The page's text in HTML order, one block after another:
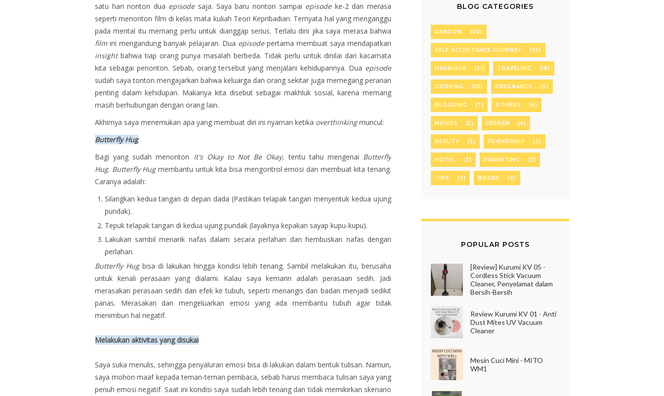
satu hari nonton dua episode saja. Saya baru nonton sampai episodeke-2 dan merasa
seperti menonton film di kelas mata kuliah Teori Kepribadian. Ternyata hal yang menganggu
pada mental itu memang perlu untuk dianggap serius. Terlalu dini jika saya merasa bahwa
film ini mengandung banyak pelajaran. Dua episodepertama membuat saya mendapatkan
insightbahwa tiap orang punya masalah berbeda. Tidak perlu untuk dinilai dari kacamata
kita sebagai penonton. Sebab, orang tersebut yang menjalani kehidupannya. Dua episode
sudah saya tonton mengajarkan bahwa keluarga dan orang sekitar juga memegang peranan
penting dalam kehidupan. Makanya kita disebut sebagai makhluk sosial, karena memang
masih berhubungan dengan orang lain.
Akhirnya saya menemukan apa yang membuat diri ini nyaman ketika overthinkingmuncul:
Butterfly Hug
Bagi yang sudah menonton It's Okay to Not Be Okay,tentu tahu mengenai Butterfly
Hug. Butterfly Hugmembantu untuk kita bisa mengontrol emosi dan membuat kita tenang.
Caranya adalah:
Silangkan kedua tangan di depan dada (Pastikan telapak tangan menyentuk kedua ujung
pundak).
Tepuk telapak tangan di kedua ujung pundak (layaknya kepakan sayap kupu-kupu).
Lakukan sambil menarik nafas dalam secara perlahan dan hembuskan nafas dengan
perlahan.
Butterfly Hug bisa di lakukan hingga kondisi lebih tenang. Sambil melakukan itu, berusaha
untuk kenali perasaan yang dialami. Kalau saya kemarin adalah perasaan sedih. Jadi
merasakan perasaan sedih dan efek ke tubuh, seperti menangis dan badan menjadi sedikit
panas. Merasakan dan mengeluarkan emosi yang ada membantu tubuh agar tidak
menimbun hal negatif.
Melakukan aktivitas yang disukai
Saya suka menulis, sehingga penyaluran emosi bisa di lakukan dalam bentuk tulisan. Namun,
saya mohon maaf kepada teman-teman pembaca, sebab harus membaca tulisan saya yang
penuh emosi negatif. Saat ini kondisi saya sudah lebih tenang dan tidak memikirkan skenario
BLOG CATEGORIES
RANDOM (50)
SELF ACCEPTANCE JOURNEY (35)
MARRIAGE (21) TRAVELING (18)
GRIEVING (10) PREGNANCY (9)
BLOGGING (7) OTHERS (6)
MOVIES (5) CERPEN (4)
BEAUTY (3) FRIENDSHIP (3)
HOTEL (3) PARENTING (3)
TIPS (3) BOOKS (2)
POPULAR POSTS
[Review] Kurumi KV 05 -
Cordless Stick Vacuum
Cleaner, Penyelamat dalam
Bersih-Bersih
Review Kurumi KV 01 - Anti
Dust Mites UV Vacuum
Cleaner
Mesin Cuci Mini - MITO
WM1